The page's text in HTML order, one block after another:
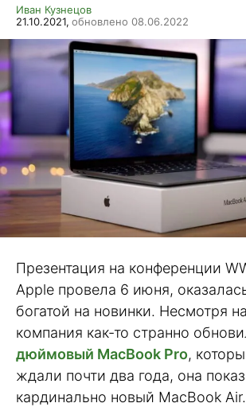
Иван Кузнецов
21.10.2021, обновлено 08.06.2022
Презентация на конференции
Apple провела 6 июня,
богатой на новинки. Несмотря
компания как-то странно
дюймовый MacBook Pro,
ждали почти два года, она
кардинально новый MacBook